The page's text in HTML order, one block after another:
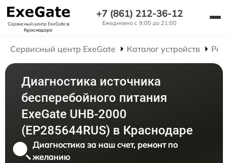
Сервисный центр ExeGateв
Краснодаре
+7 (861) 212-36-12
Ежедневно с 9:00 до 21:00
Сервисный центр ExeGate Каталог устройств
Диагностика источника
бесперебойного питания
ExeGate UHB-2000
(EP285644RUS) в Краснодаре
Диагностика за наш счет, ремонт по
желанию